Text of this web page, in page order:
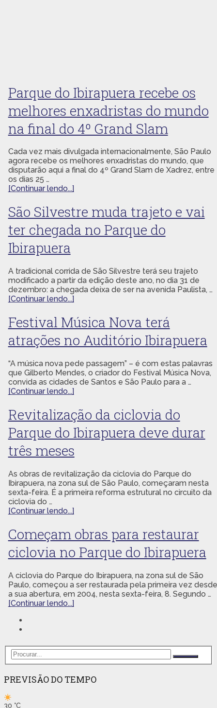
Parque do Ibirapuera recebe os
melhores enxadristas do mundo
na final do 4º Grand Slam
Cada vez mais divulgada internacionalmente, São Paulo
agora recebe os melhores enxadristas do mundo, que
disputarão aqui a final do 4º Grand Slam de Xadrez, entre
os dias 25 …
[Continuar lendo...]
São Silvestre muda trajeto e vai
ter chegada no Parque do
Ibirapuera
A tradicional corrida de São Silvestre terá seu trajeto
modificado a partir da edição deste ano, no dia 31 de
dezembro: a chegada deixa de ser na avenida Paulista, …
[Continuar lendo...]
Festival Música Nova terá
atrações no Auditório Ibirapuera
“A música nova pede passagem” – é com estas palavras
que Gilberto Mendes, o criador do Festival Música Nova,
convida as cidades de Santos e São Paulo para a …
[Continuar lendo...]
Revitalização da ciclovia do
Parque do Ibirapuera deve durar
três meses
As obras de revitalização da ciclovia do Parque do
Ibirapuera, na zona sul de São Paulo, começaram nesta
sexta-feira. É a primeira reforma estrutural no circuito da
ciclovia do …
[Continuar lendo...]
Começam obras para restaurar
ciclovia no Parque do Ibirapuera
A ciclovia do Parque do Ibirapuera, na zona sul de São
Paulo, começou a ser restaurada pela primeira vez desde
a sua abertura, em 2004, nesta sexta-feira, 8. Segundo …
[Continuar lendo...]
PREVISÃO DO TEMPO
30 °C